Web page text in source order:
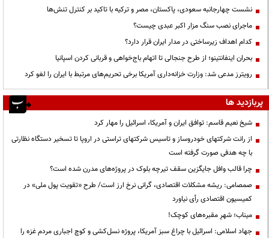
نشست چهارجانبه سعودی، پاکستان، مصر و ترکیه با تاکید بر کنترل تنش‌ها
ماجرای نصب سنگ مزار اکبر عبدی چیست؟
کدام اهداف زیرساختی در مدار ایران قرار دارد؟
بحران اینفانتینو؛ از طرح جنجالی تا اتهام باج‌خواهی و قربانی کردن اسپانیا
رویترز مدعی شد: وزارت خزانه‌داری آمریکا برخی تحریم‌های مرتبط با ایران را لغو کرد
پربازدید ها
شیخ نعیم قاسم: توافق ایران و آمریکا، اسرائیل را مهار کرد
از رانت‌ شرکتهای خودروساز و تاسیس شرکتهای تراستی در اروپا تا تسخیر دستگاه نظارتی
با چه هدفی صورت گرفته است
چرا قالب وافل جایگزین سقف تیرچه بلوک در پروژه‌های مدرن شده است؟
صمصامی: ریشه مشکلات اقتصادی، گرانی نرخ ارز است/ طرح «تقویت پول ملی» در
کمیسیون اقتصادی رأی نیاورد
میناب؛ شهرِ مقبره‌های کوچک!
جهاد اسلامی: اسرائیل با چراغ سبز آمریکا، پروژه نسل‌کشی و کوچ اجباری مردم غزه را